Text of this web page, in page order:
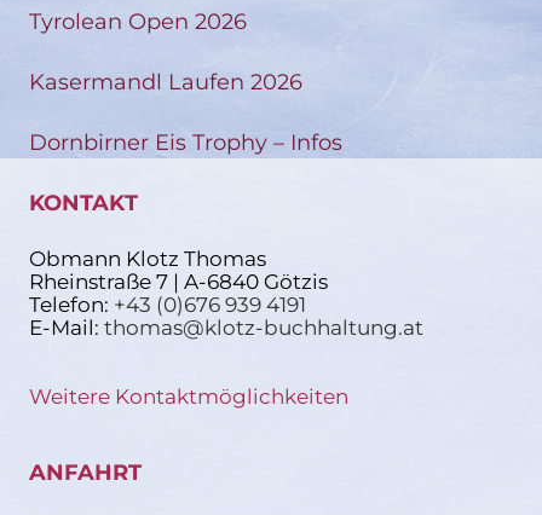
Tyrolean Open 2026
Kasermandl Laufen 2026
Dornbirner Eis Trophy – Infos
KONTAKT
Obmann Klotz Thomas
Rheinstraße 7 | A-6840 Götzis
Telefon: +43 (0)676 939 4191
E-Mail: thomas@klotz-buchhaltung.at
Weitere Kontaktmöglichkeiten
ANFAHRT